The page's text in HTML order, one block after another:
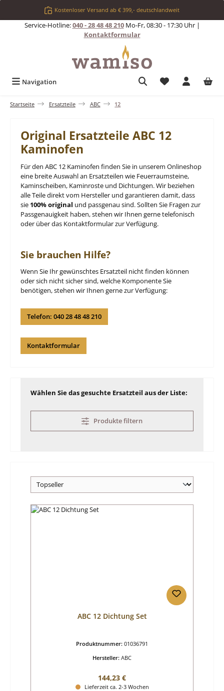
Zum Hauptinhalt springenKostenloser Versand ab € 399,- deutschlandweit
Service-Hotline:040 - 28 48 48 210Mo-Fr, 08:30 - 17:30 Uhr |
Kontaktformular
Navigation Du hast 0
Startseite Ersatzteile ABC 12
Original Ersatzteile ABC 12
Kaminofen
Für den ABC 12 Kaminofen finden Sie in unserem Onlineshop
eine breite Auswahl an Ersatzteilen wie Feuerraumsteine,
Kaminscheiben, Kaminroste und Dichtungen. Wir beziehen
alle Teile direkt vom Hersteller und garantieren damit, dass
sie 100% original und passgenau sind. Sollten Sie Fragen zur
Passgenauigkeit haben, stehen wir Ihnen gerne telefonisch
oder über das Kontaktformular zur Verfügung.
Sie brauchen Hilfe?
Wenn Sie Ihr gewünschtes Ersatzteil nicht finden können
oder sich nicht sicher sind, welche Komponente Sie
benötigen, stehen wir Ihnen gerne zur Verfügung:
Telefon: 040 28 48 48 210
Kontaktformular
Wählen Sie das gesuchte Ersatzteil aus der Liste:
Produkte filtern
ABC 12 Dichtung Set
Produktnummer: 01036791
Hersteller: ABC
Regulärer Preis:
144,23 €
Lieferzeit ca. 2-3 Wochen